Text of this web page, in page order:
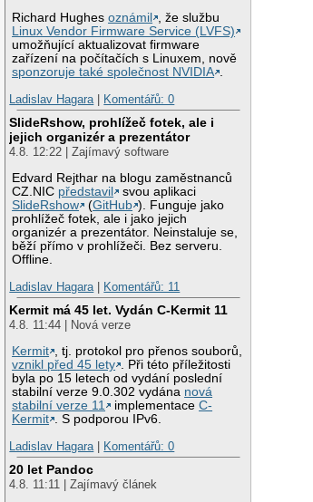
Richard Hughesoznámil
, že službu
Linux Vendor Firmware Service (LVFS)
umožňující aktualizovat firmware
zařízení na počítačích s Linuxem, nově
sponzoruje také společnost NVIDIA .
Ladislav Hagara | Komentářů: 0
SlideRshow, prohlížeč fotek, ale i
jejich organizér a prezentátor
4.8. 12:22 | Zajímavý software
Edvard Rejthar na blogu zaměstnanců
CZ.NIC představil
svou aplikaci
SlideRshow
(GitHub ). Funguje jako
prohlížeč fotek, ale i jako jejich
organizér a prezentátor. Neinstaluje se,
běží přímo v prohlížeči. Bez serveru.
Offline.
Ladislav Hagara | Komentářů: 11
Kermit má 45 let. Vydán C-Kermit 11
4.8. 11:44 | Nová verze
Kermit , tj. protokol pro přenos souborů,
vznikl před 45 lety . Při této příležitosti
byla po 15 letech od vydání poslední
stabilní verze 9.0.302 vydána nová
stabilní verze 11
implementaceC-
Kermit . S podporou IPv6.
Ladislav Hagara | Komentářů: 0
20 let Pandoc
4.8. 11:11 | Zajímavý článek